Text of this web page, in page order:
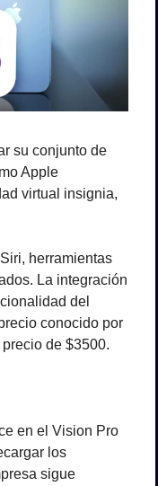
su conjunto de
Apple
virtual insignia,
herramientas
La integración
del
conocido por
de $3500.
en el Vision Pro
los
sigue